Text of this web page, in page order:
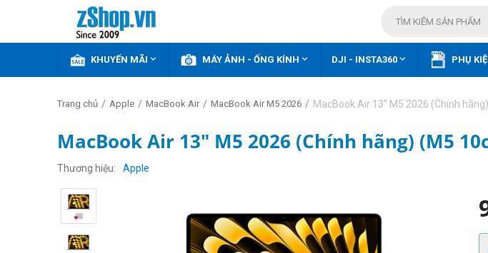
KHUYẾN MÃI  MÁY ẢNH - ỐNG KÍNH  DJI - INSTA360  PHỤ
Trang chủ / Apple / MacBook Air / MacBook Air M5 2026 / MacBook Air 13" M5 2026 (Chính hãng)
MacBook Air 13" M5 2026 (Chính hãng) (M5
Thương hiệu Apple